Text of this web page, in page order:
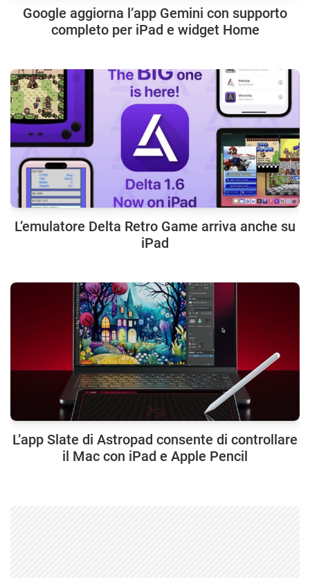
Google aggiorna l’app Gemini con supporto
completo per iPad e widget Home
L’emulatore Delta Retro Game arriva anche su
iPad
L’app Slate di Astropad consente di controllare
il Mac con iPad e Apple Pencil